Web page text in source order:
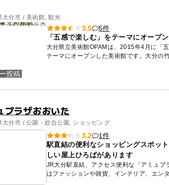
大分市 / 美術館, 観光
投稿
3.5
5件
「五感で楽しむ」をテーマにオープ
大分県立美術館OPAMは、2015年4月に「
テーマにオープンした美術館です。大分の
プラザおおいた
大分市 / 公園・総合公園, ショッピング
3.2
1件
駅直結の便利なショッピングスポッ
しい屋上ひろばがあります
JR大分駅直結、アクセス便利な「アミュプ
はファッションや雑貨、インテリア、エン
ほかにも、多彩なレストラン、映画館、屋